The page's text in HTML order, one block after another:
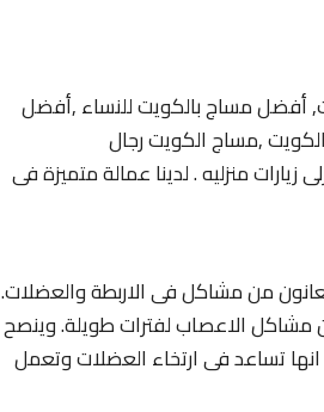
أفضل مساج بالكويت للنساء ,أفضل
منزليه . لدينا عمالة متميزة فى
من مشاكل فى الاربطة والعضلات.
مشاكل الاعصاب لفترات طويلة. وينصح
تساعد فى ارتخاء العضلات وتعمل